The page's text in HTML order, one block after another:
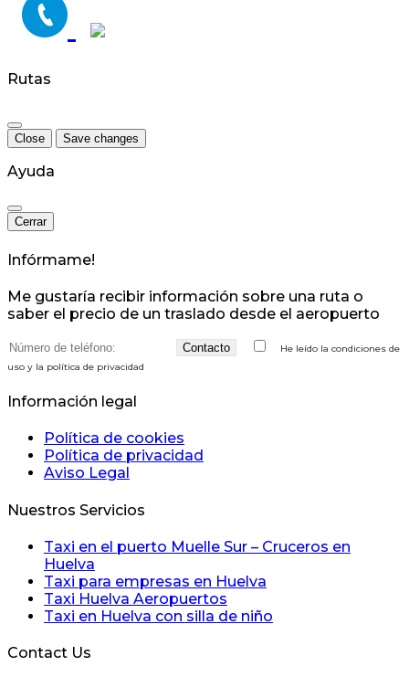
Rutas
Close Save changes
Ayuda
Cerrar
Infórmame!
Me gustaría recibir información sobre una ruta o
saber el precio de un traslado desde el aeropuerto
call
me
termsHe leído la condiciones de
uso y la política de privacidad
Información legal
Política de cookies
Política de privacidad
Aviso Legal
Nuestros Servicios
Taxi en el puerto Muelle Sur – Cruceros en
Huelva
Taxi para empresas en Huelva
Taxi Huelva Aeropuertos
Taxi en Huelva con silla de niño
Contact Us